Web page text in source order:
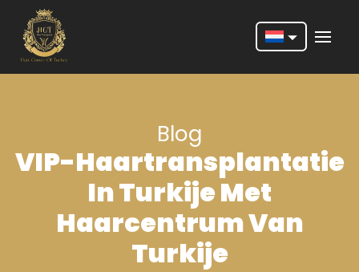
Deutsch
Português
Español
Blog
VIP-Haartransplantatie
In Turkije Met
Haarcentrum Van
Turkije